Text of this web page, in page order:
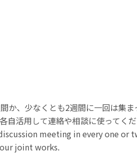
か、少なくとも2週間に一回は集ま
活用して連絡や相談に使ってくだ
meeting in every one or
joint works.